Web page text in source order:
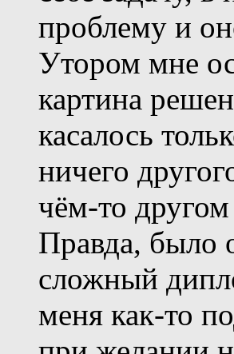
проблему и
Утором мне
картина
касалось
ничего
чём-то
Правда, было
сложный
меня как-то